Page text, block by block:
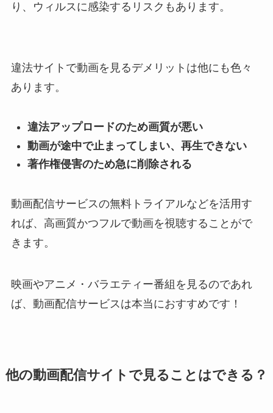
り、ウィルスに感染するリスクもあります。
違法サイトで動画を見るデメリットは他にも色々
あります。
違法アップロードのため画質が悪い
動画が途中で止まってしまい、再生できない
著作権侵害のため急に削除される
動画配信サービスの無料トライアルなどを活用す
れば、高画質かつフルで動画を視聴することがで
きます。
映画やアニメ・バラエティー番組を見るのであれ
ば、動画配信サービスは本当におすすめです！
他の動画配信サイトで見ることはできる？